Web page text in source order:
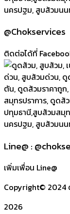
@Chokservices
ติดต่อได้ที่
Line@ :
เพิ่มเพื่อน Line@
Copyright© 2024
2026